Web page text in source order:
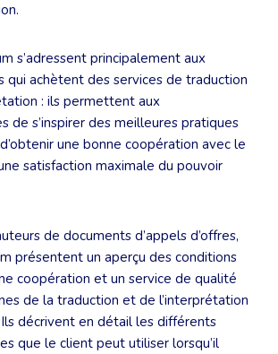
s’adressent principalement aux
qui achètent des services de traduction
: ils permettent aux
de s’inspirer des meilleures pratiques
une bonne coopération avec le
satisfaction maximale du pouvoir
de documents d’appels d’offres,
présentent un aperçu des conditions
coopération et un service de qualité
de la traduction et de l’interprétation
décrivent en détail les différents
que le client peut utiliser lorsqu’il